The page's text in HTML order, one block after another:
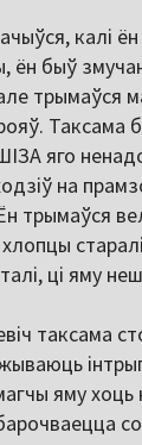
калі ён
ён быў
трымаўся
Таксама
яго
на
трымаўся
ці яму
таксама
яму